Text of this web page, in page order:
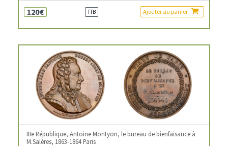
120€ TTB Ajouter au panier
IIIe République, Antoine Montyon, le bureau de bienfaisance à
M.Salères, 1863-1864 Paris